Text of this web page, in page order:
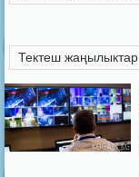
Тектеш жаңылыктар